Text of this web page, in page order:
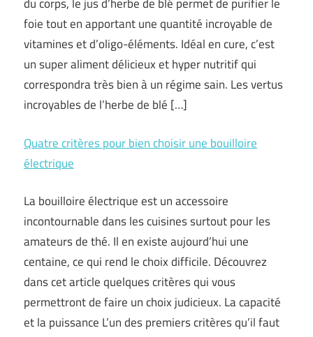
foie tout en apportant une quantité incroyable de
vitamines et d’oligo-éléments. Idéal en cure, c’est
un super aliment délicieux et hyper nutritif qui
correspondra très bien à un régime sain. Les vertus
incroyables de l’herbe de blé […]
Quatre critères pour bien choisir une bouilloire
électrique
La bouilloire électrique est un accessoire
incontournable dans les cuisines surtout pour les
amateurs de thé. Il en existe aujourd’hui une
centaine, ce qui rend le choix difficile. Découvrez
dans cet article quelques critères qui vous
permettront de faire un choix judicieux. La capacité
et la puissance L’un des premiers critères qu’il faut